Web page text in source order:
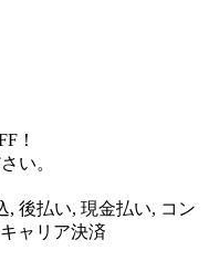
！
い。
, 後払い, 現金払い, コン
ャリア決済